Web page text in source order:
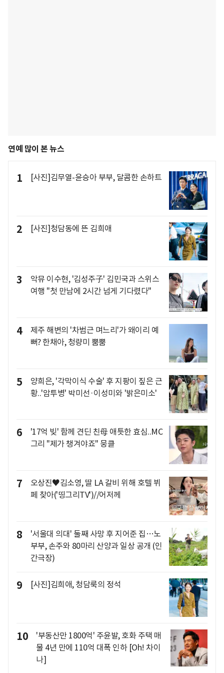
연예 많이 본 뉴스
1 [사진]김무열-윤승아 부부, 달콤한 손하트
2 [사진]청담동에 뜬 김희애
3
악뮤 이수현, '김성주子' 김민국과 스위스
여행 "첫 만남에 2시간 넘게 기다렸다"
4
제주 해변의 '차범근 며느리'가 왜이리 예
뻐? 한채아, 청량미 뿜뿜
5
양희은, '각막이식 수술' 후 지팡이 짚은 근
황..'암투병' 박미선·이성미와 '밝은미소'
6
'17억 빚' 함께 견딘 친母 애틋한 효심..MC
그리 "제가 챙겨야죠" 뭉클
7
오상진♥김소영, 딸 LA 갈비 위해 호텔 뷔
페 찾아('띵그리TV')//어저께
8
'서울대 의대' 둘째 사망 후 지어준 집…노
부부, 손주와 80마리 산양과 일상 공개 (인
간극장)
9 [사진]김희애, 청담룩의 정석
10
'부동산만 1800억' 주윤발, 호화 주택 매
물 4년 만에 110억 대폭 인하 [Oh! 차이
나]